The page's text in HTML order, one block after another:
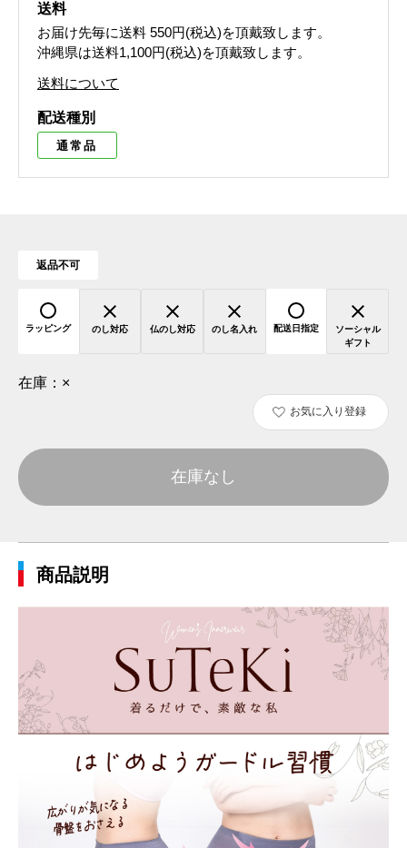
送料
お届け先毎に送料 550円(税込)を頂戴致します。
沖縄県は送料1,100円(税込)を頂戴致します。
送料について
配送種別
通常品
返品不可
ラッピング のし対応 仏のし対応 のし名入れ 配送日指定
ソーシャル
ギフト
在庫： ×
お気に入り登録
在庫なし
商品説明